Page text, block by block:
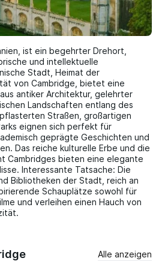
ist ein begehrter Drehort,
und intellektuelle
Stadt, Heimat der
von Cambridge, bietet eine
antiker Architektur, gelehrter
Landschaften entlang des
Straßen, großartigen
eignen sich perfekt für
geprägte Geschichten und
Das reiche kulturelle Erbe und die
Cambridges bieten eine elegante
Interessante Tatsache: Die
Bibliotheken der Stadt, reich an
Schauplätze sowohl für
und verleihen einen Hauch von
Alle anzeigen